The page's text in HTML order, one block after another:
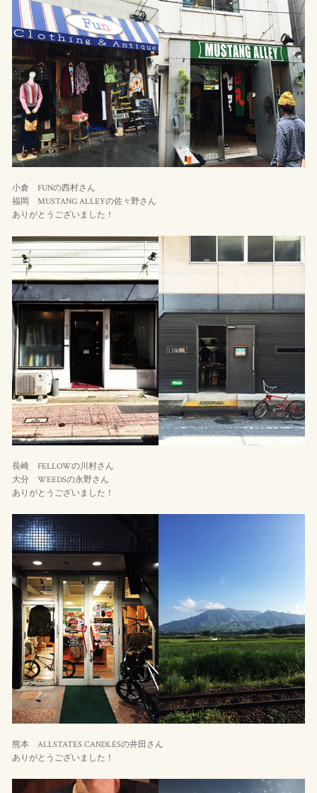
小倉 FUNの西村さん
福岡 MUSTANG ALLEYの佐々野さん
ありがとうございました！
長崎 FELLOWの川村さん
大分 WEEDSの永野さん
ありがとうございました！
熊本 ALLSTATES CANDLESの井田さん
ありがとうございました！